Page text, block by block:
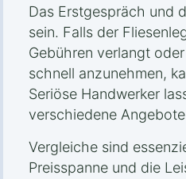
Das Erstgespräch und
sein. Falls der
Gebühren verlangt
schnell anzunehmen,
Seriöse Handwerker
verschiedene
Vergleiche sind
Preisspanne und die